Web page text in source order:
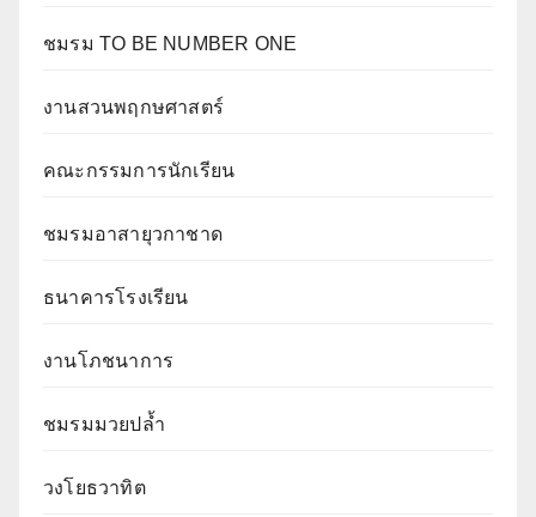
ชมรม TO BE NUMBER ONE
งานสวนพฤกษศาสตร์
คณะกรรมการนักเรียน
ชมรมอาสายุวกาชาด
ธนาคารโรงเรียน
งานโภชนาการ
ชมรมมวยปล้ำ
วงโยธวาทิต